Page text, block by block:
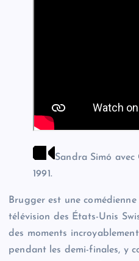
Sandra Simó avec
1991.
Brugger est une
télévision des États-Unis
des moments
pendant les demi-finales, y